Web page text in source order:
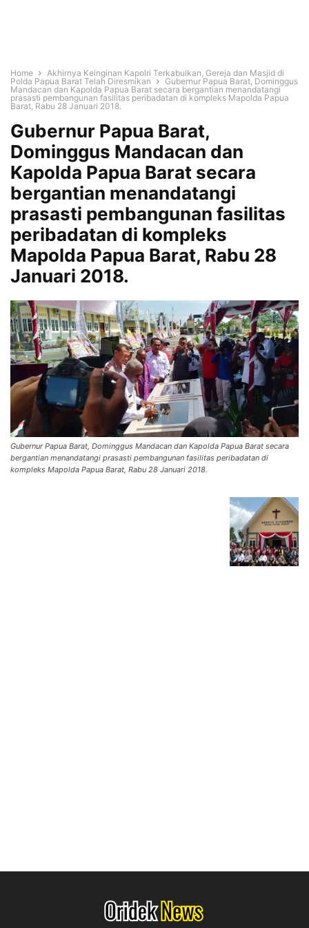
Home
Akhirnya Keinginan Kapolri Terkabulkan, Gereja dan Masjid di
Polda Papua Barat Telah Diresmikan
Gubernur Papua Barat, Dominggus
Mandacan dan Kapolda Papua Barat secara bergantian menandatangi
prasasti pembangunan fasilitas peribadatan di kompleks Mapolda Papua
Barat, Rabu 28 Januari 2018.
Gubernur Papua Barat,
Dominggus Mandacan dan
Kapolda Papua Barat secara
bergantian menandatangi
prasasti pembangunan fasilitas
peribadatan di kompleks
Mapolda Papua Barat, Rabu 28
Januari 2018.
Gubernur Papua Barat, Dominggus Mandacan dan Kapolda Papua Barat secara
bergantian menandatangi prasasti pembangunan fasilitas peribadatan di
kompleks Mapolda Papua Barat, Rabu 28 Januari 2018.